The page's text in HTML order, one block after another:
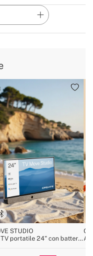
STUDIO
portatile 24" con batteria